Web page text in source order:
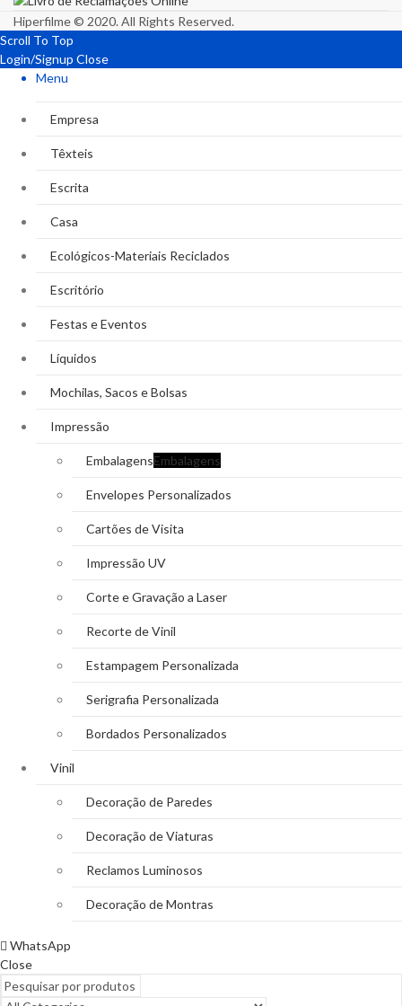
Hiperfilme © 2020. All Rights Reserved.
Scroll To Top
Login/Signup Close
Menu
Empresa
Têxteis
Escrita
Casa
Ecológicos-Materiais Reciclados
Escritório
Festas e Eventos
Líquidos
Mochilas, Sacos e Bolsas
Impressão
EmbalagensEmbalagens
Envelopes Personalizados
Cartões de Visita
Impressão UV
Corte e Gravação a Laser
Recorte de Vinil
Estampagem Personalizada
Serigrafia Personalizada
Bordados Personalizados
Vinil
Decoração de Paredes
Decoração de Viaturas
Reclamos Luminosos
Decoração de Montras
WhatsApp
Close